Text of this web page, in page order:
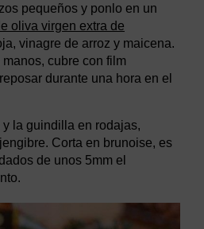
pequeños y ponlo en un
oliva virgen extra de
vinagre de arroz y maicena.
cubre con film
durante una hora en el
la guindilla en rodajas,
Corta en brunoise, es
de unos 5mm el